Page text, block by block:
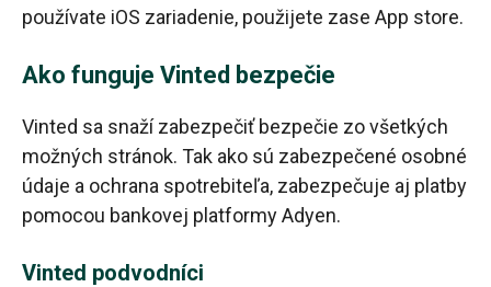
používate iOS zariadenie, použijete zase App store.
Ako funguje Vinted bezpečie
Vinted sa snaží zabezpečiť bezpečie zo všetkých
možných stránok. Tak ako sú zabezpečené osobné
údaje a ochrana spotrebiteľa, zabezpečuje aj platby
pomocou bankovej platformy Adyen.
Vinted podvodníci